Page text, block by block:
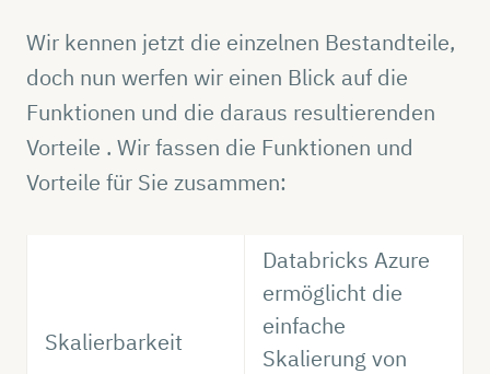
Wir kennen jetzt die einzelnen Bestandteile,
doch nun werfen wir einen Blick auf die
Funktionen und die daraus resultierenden
Vorteile . Wir fassen die Funktionen und
Vorteile für Sie zusammen:
Skalierbarkeit
Databricks Azure
ermöglicht die
einfache
Skalierung von